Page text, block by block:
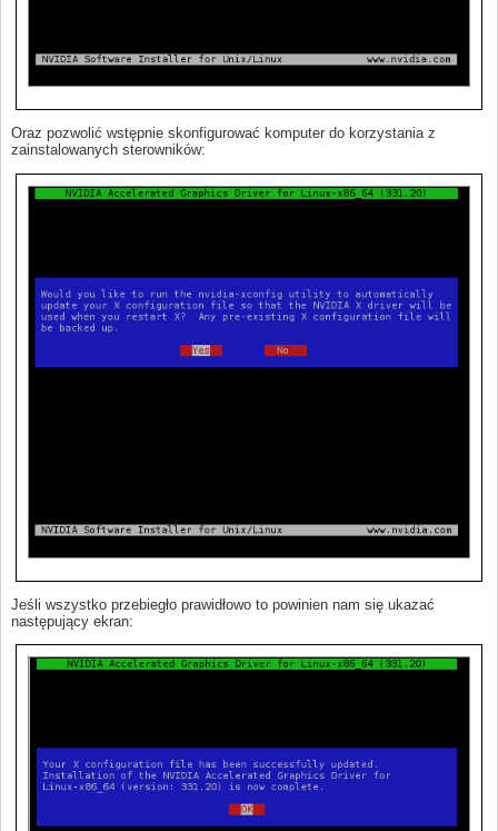
Oraz pozwolić wstępnie skonfigurować komputer do korzystania z
zainstalowanych sterowników:
Jeśli wszystko przebiegło prawidłowo to powinien nam się ukazać
następujący ekran: